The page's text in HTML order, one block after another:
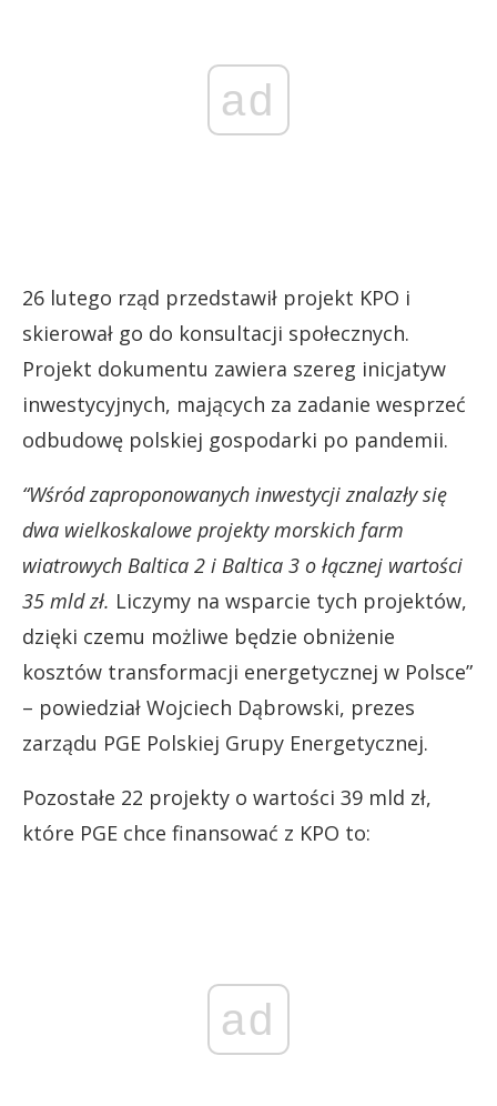
ad
26 lutego rząd przedstawił projekt KPO i
skierował go do konsultacji społecznych.
Projekt dokumentu zawiera szereg inicjatyw
inwestycyjnych, mających za zadanie wesprzeć
odbudowę polskiej gospodarki po pandemii.
“Wśród zaproponowanych inwestycji znalazły się
dwa wielkoskalowe projekty morskich farm
wiatrowych Baltica 2 i Baltica 3 o łącznej wartości
35 mld zł. Liczymy na wsparcie tych projektów,
dzięki czemu możliwe będzie obniżenie
kosztów transformacji energetycznej w Polsce”
– powiedział Wojciech Dąbrowski, prezes
zarządu PGE Polskiej Grupy Energetycznej.
Pozostałe 22 projekty o wartości 39 mld zł,
które PGE chce finansować z KPO to:
ad